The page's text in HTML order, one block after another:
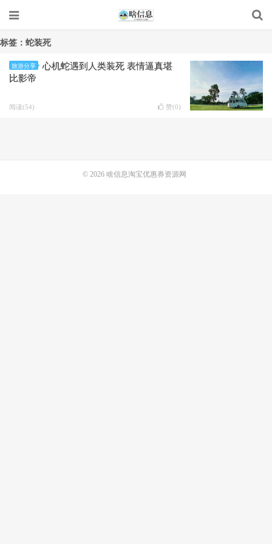
标签：蛇装死
旅游分享
心机蛇遇到人类装死 表情逼真堪
比影帝
阅读(54) 赞(0)
© 2026 啥信息淘宝优惠券资源网